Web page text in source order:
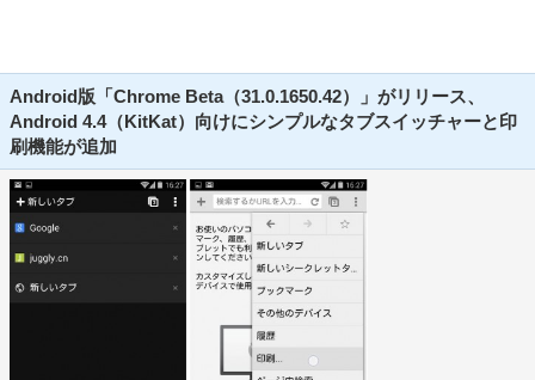
Android版「Chrome Beta（31.0.1650.42）」がリリース、
Android 4.4（KitKat）向けにシンプルなタブスイッチャーと印
刷機能が追加